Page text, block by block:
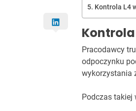
Kontrola L4
Pracodawcy
odpoczynku
wykorzystania
Podczas takiej